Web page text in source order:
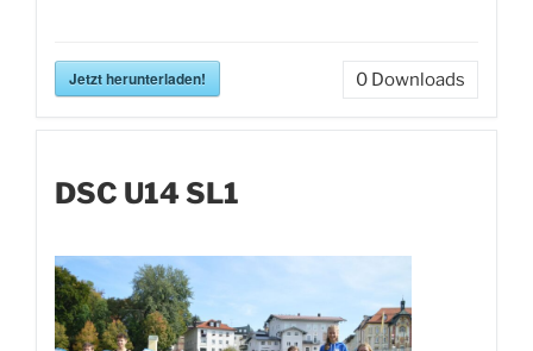
Jetzt herunterladen! 0 Downloads
DSC U14 SL1